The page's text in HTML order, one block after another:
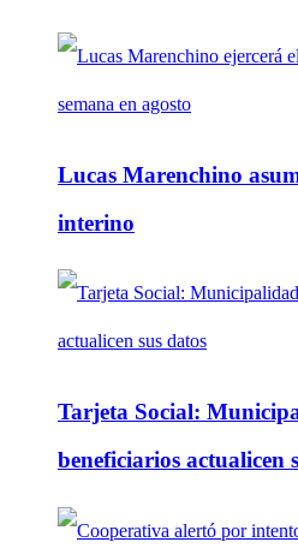
Lucas Marenchino
interino
Tarjeta Social:
beneficiarios actualicen